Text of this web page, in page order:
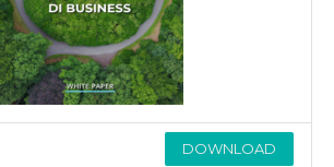
DOWNLOAD